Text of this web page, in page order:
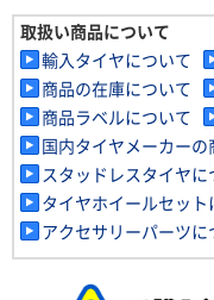
取扱い商品について
輸入タイヤについて
商品の在庫について
商品ラベルについて
国内タイヤメーカーの
スタッドレスタイヤに
タイヤホイールセット
アクセサリーパーツに